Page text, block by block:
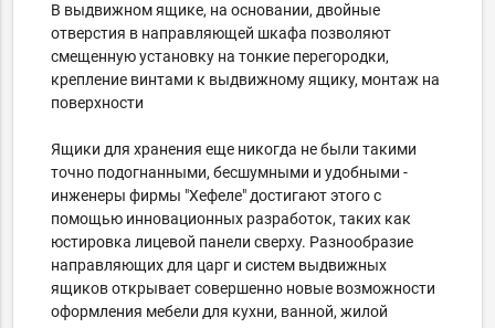
В выдвижном ящике, на основании, двойные
отверстия в направляющей шкафа позволяют
смещенную установку на тонкие перегородки,
крепление винтами к выдвижному ящику, монтаж на
поверхности
Ящики для хранения еще никогда не были такими
точно подогнанными, бесшумными и удобными -
инженеры фирмы "Хефеле" достигают этого с
помощью инновационных разработок, таких как
юстировка лицевой панели сверху. Разнообразие
направляющих для царг и систем выдвижных
ящиков открывает совершенно новые возможности
оформления мебели для кухни, ванной, жилой